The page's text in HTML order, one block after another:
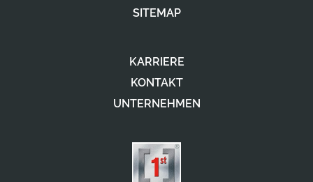
SITEMAP
KARRIERE
KONTAKT
UNTERNEHMEN